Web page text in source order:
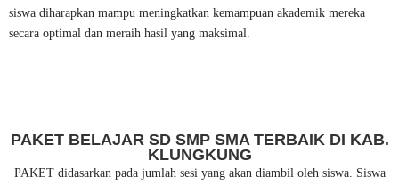
siswa diharapkan mampu meningkatkan kemampuan akademik mereka
secara optimal dan meraih hasil yang maksimal.
PAKET BELAJAR SD SMP SMA TERBAIK DI KAB.
KLUNGKUNG
PAKET didasarkan pada jumlah sesi yang akan diambil oleh siswa. Siswa